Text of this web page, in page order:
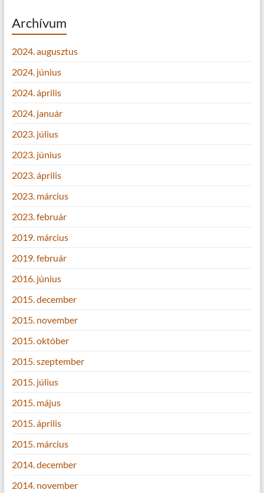
Archívum
2024. augusztus
2024. június
2024. április
2024. január
2023. július
2023. június
2023. április
2023. március
2023. február
2019. március
2019. február
2016. június
2015. december
2015. november
2015. október
2015. szeptember
2015. július
2015. május
2015. április
2015. március
2014. december
2014. november